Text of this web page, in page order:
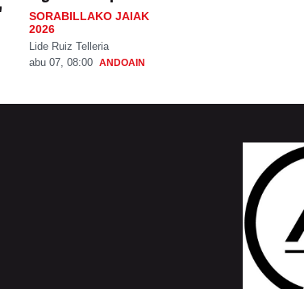
SORABILLAKO JAIAK
2026
Lide Ruiz Telleria
abu 07, 08:00 ANDOAIN